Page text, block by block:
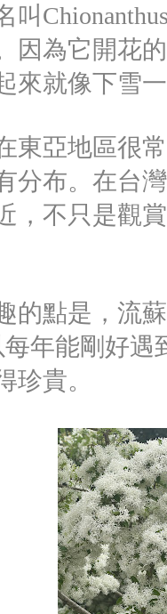
叫
因為它開花
來就像下雪一
東亞地區很
分布。在台
，不只是觀
的點是，流
每年能剛好
珍貴。